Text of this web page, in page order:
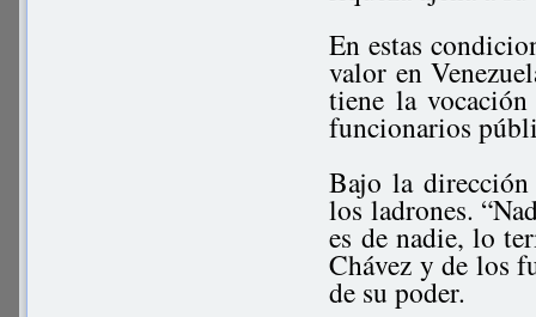
En estas
valor en
tiene la
funcionarios
Bajo la
los ladrones.
es de nadie, lo
Chávez y de los
de su poder.